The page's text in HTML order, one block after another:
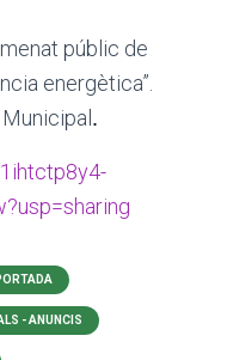
públic de
energètica”.
.
- ANUNCIS